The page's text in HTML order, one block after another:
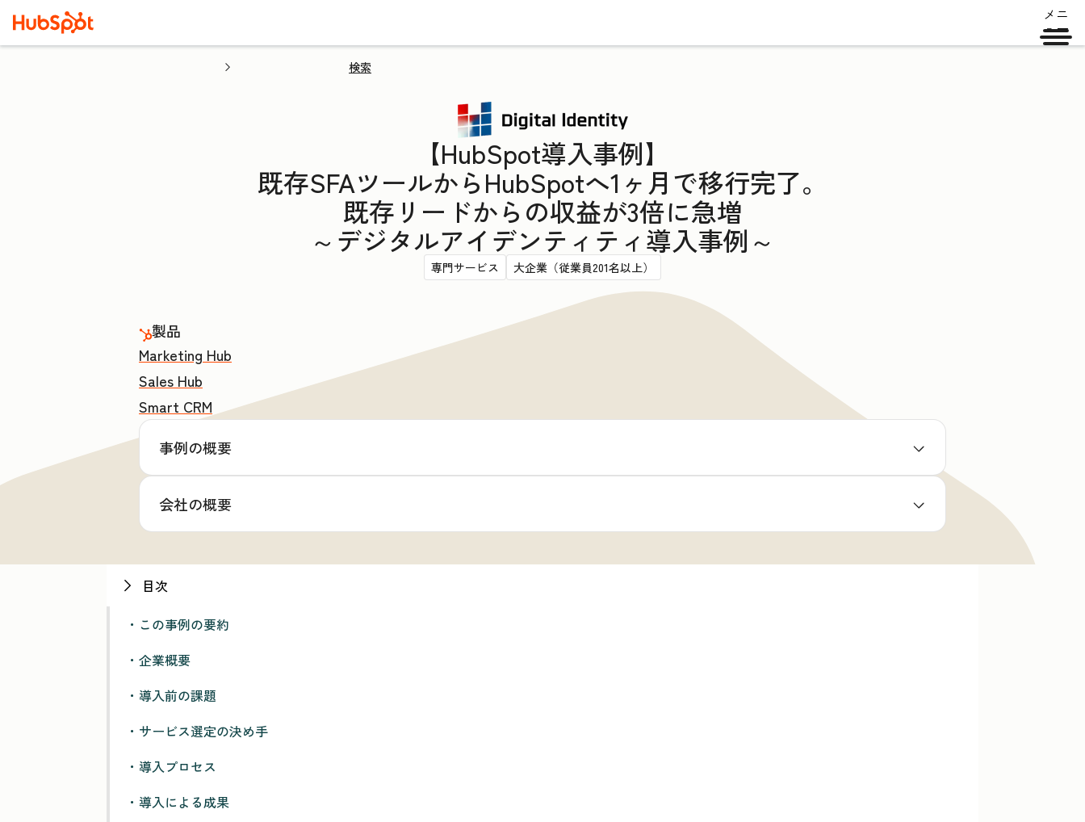
メニ
ュー
検索
【HubSpot導入事例】
既存SFAツールからHubSpotへ1ヶ月で移行完了。
既存リードからの収益が3倍に急増
～デジタルアイデンティティ導入事例～
専門サービス 大企業（従業員201名以上）
製品
Marketing Hub
Sales Hub
Smart CRM
事例の概要
会社の概要
目次
・この事例の要約
・企業概要
・導入前の課題
・サービス選定の決め手
・導入プロセス
・導入による成果